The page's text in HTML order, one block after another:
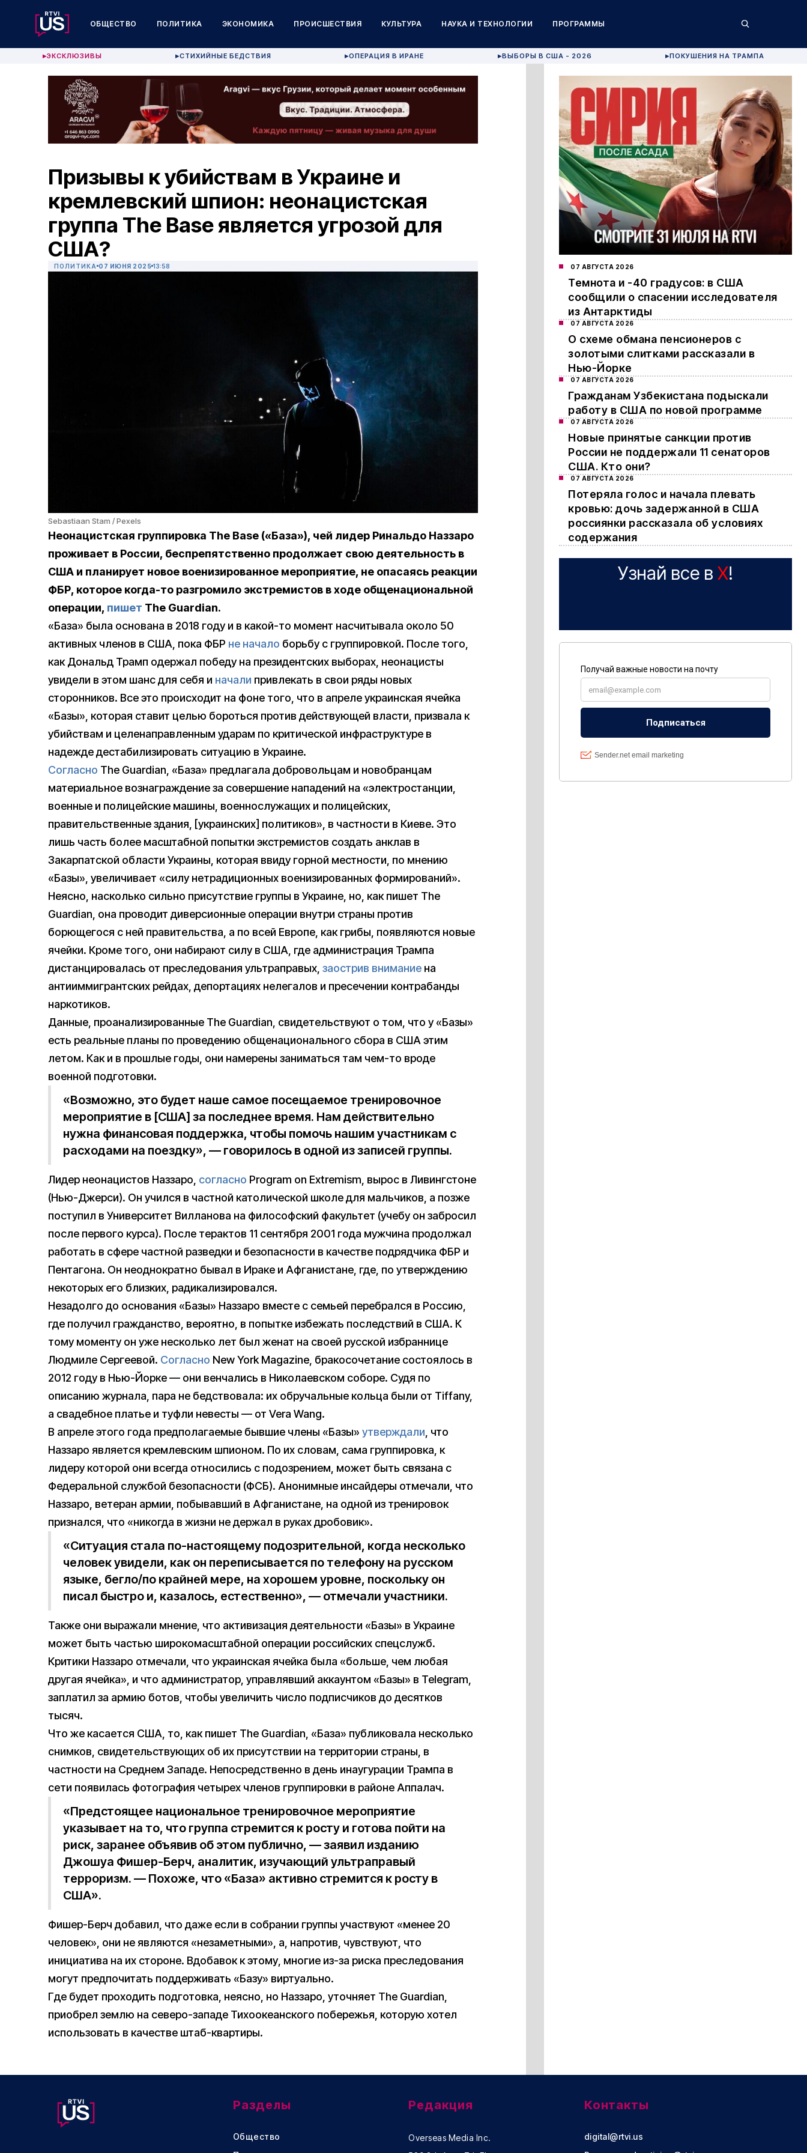
ОБЩЕСТВО ПОЛИТИКА ЭКОНОМИКА ПРОИСШЕСТВИЯ КУЛЬТУРА НАУКА И ТЕХНОЛОГИИ ПРОГРАММЫ
▶ЭКСКЛЮЗИВЫ ▶СТИХИЙНЫЕ БЕДСТВИЯ ▶ОПЕРАЦИЯ В ИРАНЕ ▶ВЫБОРЫ В США - 2026 ▶ПОКУШЕНИЯ НА ТРАМПА
Призывы к убийствам в Украине и
кремлевский шпион: неонацистская
группа The Base является угрозой для
США?
ПОЛИТИКА 07 ИЮНЯ 2025 13:58
Sebastiaan Stam / Pexels
Неонацистская группировка The Base («База»), чей лидер Ринальдо Наззаро
проживает в России, беспрепятственно продолжает свою деятельность в
США и планирует новое военизированное мероприятие, не опасаясь реакции
ФБР, которое когда-то разгромило экстремистов в ходе общенациональной
операции, пишет The Guardian.
«База» была основана в 2018 году и в какой-то момент насчитывала около 50
активных членов в США, пока ФБР не начало борьбу с группировкой. После того,
как Дональд Трамп одержал победу на президентских выборах, неонацисты
увидели в этом шанс для себя и начали привлекать в свои ряды новых
сторонников. Все это происходит на фоне того, что в апреле украинская ячейка
«Базы», которая ставит целью бороться против действующей власти, призвала к
убийствам и целенаправленным ударам по критической инфраструктуре в
надежде дестабилизировать ситуацию в Украине.
Согласно The Guardian, «База» предлагала добровольцам и новобранцам
материальное вознаграждение за совершение нападений на «электростанции,
военные и полицейские машины, военнослужащих и полицейских,
правительственные здания, [украинских] политиков», в частности в Киеве. Это
лишь часть более масштабной попытки экстремистов создать анклав в
Закарпатской области Украины, которая ввиду горной местности, по мнению
«Базы», увеличивает «силу нетрадиционных военизированных формирований».
Неясно, насколько сильно присутствие группы в Украине, но, как пишет The
Guardian, она проводит диверсионные операции внутри страны против
борющегося с ней правительства, а по всей Европе, как грибы, появляются новые
ячейки. Кроме того, они набирают силу в США, где администрация Трампа
дистанцировалась от преследования ультраправых, заострив внимание на
антииммигрантских рейдах, депортациях нелегалов и пресечении контрабанды
наркотиков.
Данные, проанализированные The Guardian, свидетельствуют о том, что у «Базы»
есть реальные планы по проведению общенационального сбора в США этим
летом. Как и в прошлые годы, они намерены заниматься там чем-то вроде
военной подготовки.
«Возможно, это будет наше самое посещаемое тренировочное
мероприятие в [США] за последнее время. Нам действительно
нужна финансовая поддержка, чтобы помочь нашим участникам с
расходами на поездку», — говорилось в одной из записей группы.
Лидер неонацистов Наззаро, согласно Program on Extremism, вырос в Ливингстоне
(Нью-Джерси). Он учился в частной католической школе для мальчиков, а позже
поступил в Университет Вилланова на философский факультет (учебу он забросил
после первого курса). После терактов 11 сентября 2001 года мужчина продолжал
работать в сфере частной разведки и безопасности в качестве подрядчика ФБР и
Пентагона. Он неоднократно бывал в Ираке и Афганистане, где, по утверждению
некоторых его близких, радикализировался.
Незадолго до основания «Базы» Наззаро вместе с семьей перебрался в Россию,
где получил гражданство, вероятно, в попытке избежать последствий в США. К
тому моменту он уже несколько лет был женат на своей русской избраннице
Людмиле Сергеевой. Согласно New York Magazine, бракосочетание состоялось в
2012 году в Нью-Йорке — они венчались в Николаевском соборе. Судя по
описанию журнала, пара не бедствовала: их обручальные кольца были от Tiffany,
а свадебное платье и туфли невесты — от Vera Wang.
В апреле этого года предполагаемые бывшие члены «Базы» утверждали, что
Наззаро является кремлевским шпионом. По их словам, сама группировка, к
лидеру которой они всегда относились с подозрением, может быть связана с
Федеральной службой безопасности (ФСБ). Анонимные инсайдеры отмечали, что
Наззаро, ветеран армии, побывавший в Афганистане, на одной из тренировок
признался, что «никогда в жизни не держал в руках дробовик».
«Ситуация стала по-настоящему подозрительной, когда несколько
человек увидели, как он переписывается по телефону на русском
языке, бегло/по крайней мере, на хорошем уровне, поскольку он
писал быстро и, казалось, естественно», — отмечали участники.
Также они выражали мнение, что активизация деятельности «Базы» в Украине
может быть частью широкомасштабной операции российских спецслужб.
Критики Наззаро отмечали, что украинская ячейка была «больше, чем любая
другая ячейка», и что администратор, управлявший аккаунтом «Базы» в Telegram,
заплатил за армию ботов, чтобы увеличить число подписчиков до десятков
тысяч.
Что же касается США, то, как пишет The Guardian, «База» публиковала несколько
снимков, свидетельствующих об их присутствии на территории страны, в
частности на Среднем Западе. Непосредственно в день инаугурации Трампа в
сети появилась фотография четырех членов группировки в районе Аппалач.
«Предстоящее национальное тренировочное мероприятие
указывает на то, что группа стремится к росту и готова пойти на
риск, заранее объявив об этом публично, — заявил изданию
Джошуа Фишер-Берч, аналитик, изучающий ультраправый
терроризм. — Похоже, что «База» активно стремится к росту в
США».
Фишер-Берч добавил, что даже если в собрании группы участвуют «менее 20
человек», они не являются «незаметными», а, напротив, чувствуют, что
инициатива на их стороне. Вдобавок к этому, многие из-за риска преследования
могут предпочитать поддерживать «Базу» виртуально.
Где будет проходить подготовка, неясно, но Наззаро, уточняет The Guardian,
приобрел землю на северо-западе Тихоокеанского побережья, которую хотел
использовать в качестве штаб-квартиры.
07 АВГУСТА 2026
Темнота и -40 градусов: в США
сообщили о спасении исследователя
из Антарктиды
07 АВГУСТА 2026
О схеме обмана пенсионеров с
золотыми слитками рассказали в
Нью-Йорке
07 АВГУСТА 2026
Гражданам Узбекистана подыскали
работу в США по новой программе
07 АВГУСТА 2026
Новые принятые санкции против
России не поддержали 11 сенаторов
США. Кто они?
07 АВГУСТА 2026
Потеряла голос и начала плевать
кровью: дочь задержанной в США
россиянки рассказала об условиях
содержания
Узнай все в X!
Разделы
Общество
Редакция
Overseas Media Inc.
Контакты
digital@rtvi.us